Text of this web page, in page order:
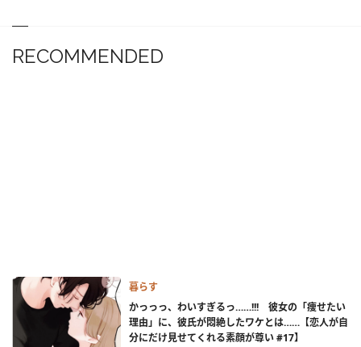
RECOMMENDED
暮らす
かっっっ、わいすぎるっ……!!! 彼女の「痩せたい
理由」に、彼氏が悶絶したワケとは……【恋人が自
分にだけ見せてくれる素顔が尊い #17】